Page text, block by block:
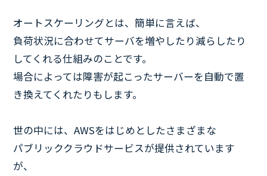
オートスケーリングとは、簡単に言えば、
負荷状況に合わせてサーバを増やしたり減らしたり
してくれる仕組みのことです。
場合によっては障害が起こったサーバーを自動で置
き換えてくれたりもします。
世の中には、AWSをはじめとしたさまざまな
パブリッククラウドサービスが提供されています
が、